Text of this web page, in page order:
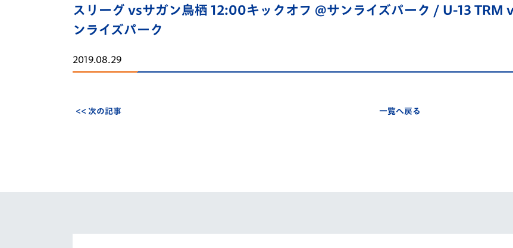
エンブレム紹介
選手プロフィール
マスコット紹介
Revive Team
スリーグ vsサガン鳥栖 12:00キックオフ @サンライズパーク / U-13 TRM
ンライズパーク
2019.08.29
<< 次の記事 一覧へ戻る